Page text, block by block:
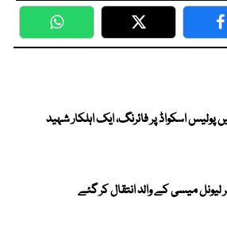
WhatsApp Twitter
پولیس اسکواڈ پر فائرنگ، ایک اہلکار شہید
لیونل میسی کے والد انتقال کر گئے